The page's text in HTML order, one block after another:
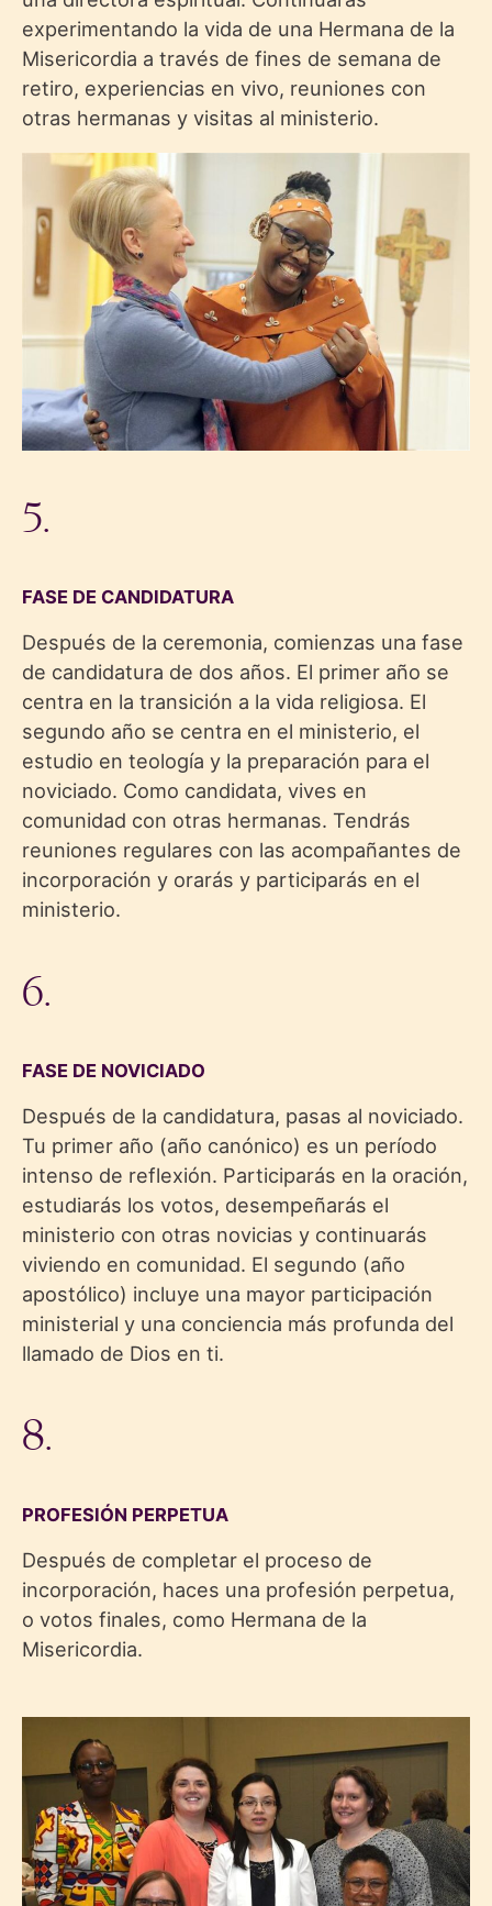
experimentando la vida de una Hermana de la
Misericordia a través de fines de semana de
retiro, experiencias en vivo, reuniones con
otras hermanas y visitas al ministerio.
5.
FASE DE CANDIDATURA
Después de la ceremonia, comienzas una fase
de candidatura de dos años. El primer año se
centra en la transición a la vida religiosa. El
segundo año se centra en el ministerio, el
estudio en teología y la preparación para el
noviciado. Como candidata, vives en
comunidad con otras hermanas. Tendrás
reuniones regulares con las acompañantes de
incorporación y orarás y participarás en el
ministerio.
6.
FASE DE NOVICIADO
Después de la candidatura, pasas al noviciado.
Tu primer año (año canónico) es un período
intenso de reflexión. Participarás en la oración,
estudiarás los votos, desempeñarás el
ministerio con otras novicias y continuarás
viviendo en comunidad. El segundo (año
apostólico) incluye una mayor participación
ministerial y una conciencia más profunda del
llamado de Dios en ti.
8.
PROFESIÓN PERPETUA
Después de completar el proceso de
incorporación, haces una profesión perpetua,
o votos finales, como Hermana de la
Misericordia.